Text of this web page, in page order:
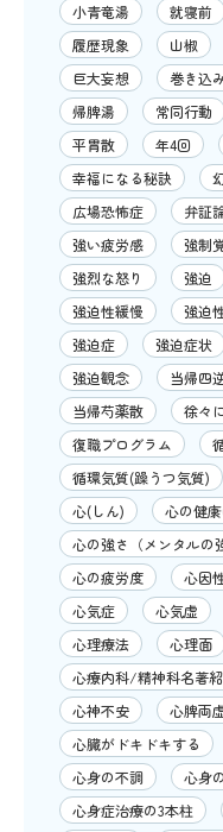
小青竜湯
就寝前
履歴現象
山椒
巨大妄想
巻き込
帰脾湯
常同行動
平胃散
年4回
幸福になる秘訣
広場恐怖症
弁証
強い疲労感
強制
強烈な怒り
強迫
強迫性緩慢
強迫
強迫症
強迫症状
強迫観念
当帰四
当帰芍薬散
徐々
復職プログラム
循環気質(躁うつ気質)
心(しん)
心の健
心の強さ（メンタルの
心の疲労度
心因
心気症
心気虚
心理療法
心理面
心療内科/精神科名著
心神不安
心脾両
心臓がドキドキする
心身の不調
心身
心身症治療の3本柱